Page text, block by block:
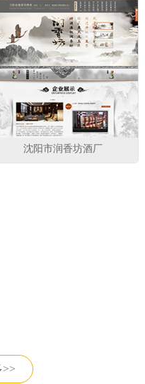
沈阳市润香坊酒厂
>>